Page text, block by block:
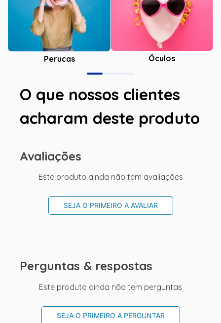
Perucas Óculos
O que nossos clientes
acharam deste produto
Avaliações
Este produto ainda não tem avaliações
SEJA O PRIMEIRO A AVALIAR
Perguntas & respostas
Este produto ainda não tem perguntas
SEJA O PRIMEIRO A PERGUNTAR